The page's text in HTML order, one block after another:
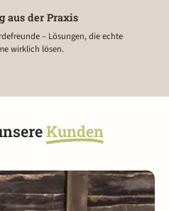
aus der Praxis
– Lösungen, die echte
wirklich lösen.
Kunden